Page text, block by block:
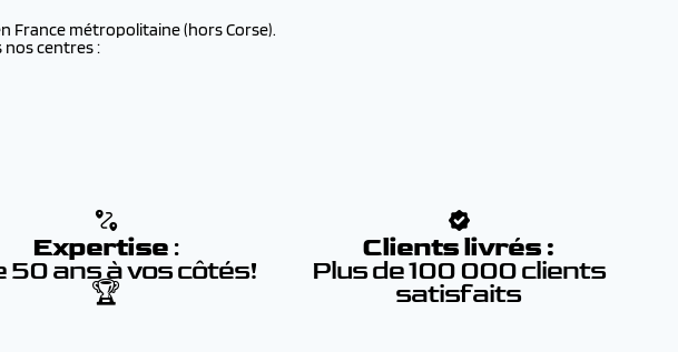
France métropolitaine (hors Corse).
centres :
Expertise :
50 ans à vos côtés!
🏆
Clients livrés :
Plus de 100 000 clients
satisfaits